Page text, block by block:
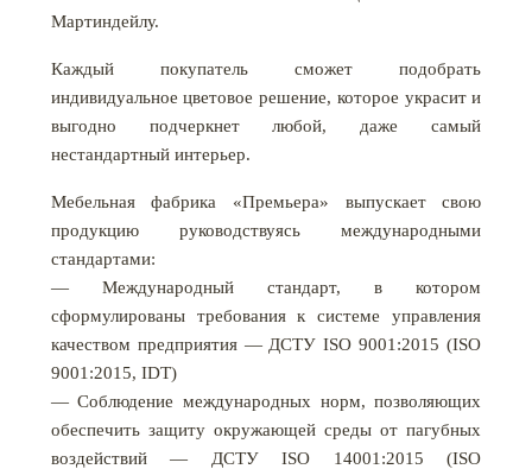
Мартиндейлу.
Каждый покупатель сможет подобрать
индивидуальное цветовое решение, которое украсит и
выгодно подчеркнет любой, даже самый
нестандартный интерьер.
Мебельная фабрика «Премьера» выпускает свою
продукцию руководствуясь международными
стандартами:
— Международный стандарт, в котором
сформулированы требования к системе управления
качеством предприятия — ДСТУ ISO 9001:2015 (ISO
9001:2015, IDT)
— Соблюдение международных норм, позволяющих
обеспечить защиту окружающей среды от пагубных
воздействий — ДСТУ ISO 14001:2015 (ISO